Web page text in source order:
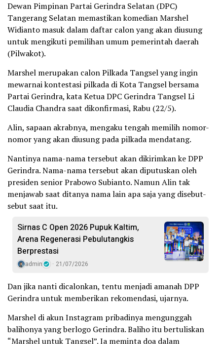
Dewan Pimpinan Partai Gerindra Selatan (DPC)
Tangerang Selatan memastikan komedian Marshel
Widianto masuk dalam daftar calon yang akan diusung
untuk mengikuti pemilihan umum pemerintah daerah
(Pilwakot).
Marshel merupakan calon Pilkada Tangsel yang ingin
mewarnai kontestasi pilkada di Kota Tangsel bersama
Partai Gerindra, kata Ketua DPC Gerindra Tangsel Li
Claudia Chandra saat dikonfirmasi, Rabu (22/5).
Alin, sapaan akrabnya, mengaku tengah memilih nomor-
nomor yang akan diusung pada pilkada mendatang.
Nantinya nama-nama tersebut akan dikirimkan ke DPP
Gerindra. Nama-nama tersebut akan diputuskan oleh
presiden senior Prabowo Subianto. Namun Alin tak
menjawab saat ditanya nama lain apa saja yang disebut-
sebut saat itu.
Sirnas C Open 2026 Pupuk Kaltim,
Arena Regenerasi Pebulutangkis
Berprestasi
admin 21/07/2026
Dan jika nanti dicalonkan, tentu menjadi amanah DPP
Gerindra untuk memberikan rekomendasi, ujarnya.
Marshel di akun Instagram pribadinya mengunggah
balihonya yang berlogo Gerindra. Baliho itu bertuliskan
“Marshel untuk Tangsel”. Ia meminta doa dalam